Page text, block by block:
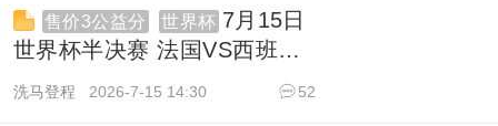
售价3公益分 世界杯 7月15日
世界杯半决赛 法国VS西班牙
1080P 英语 ITV HD 10.5G
洗马登程 2026-7-15 14:30
52